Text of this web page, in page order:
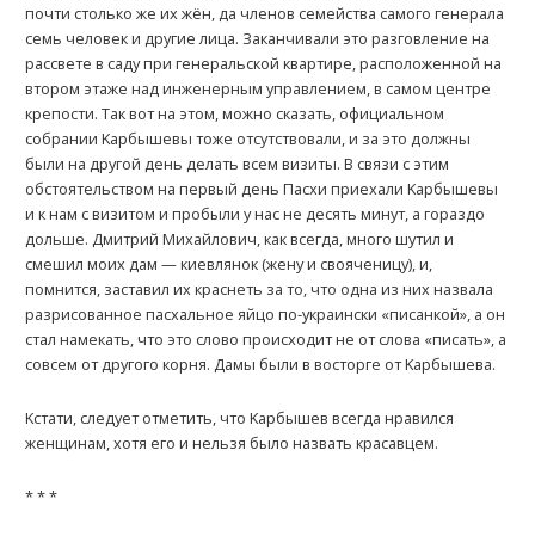
почти столько же их жён, да членов семейства самого генерала
семь человек и другие лица. Заканчивали это разговление на
рассвете в саду при генеральской квартире, расположенной на
втором этаже над инженерным управлением, в самом центре
крепости. Так вот на этом, можно сказать, официальном
собрании Kарбышевы тоже отсутствовали, и за это должны
были на другой день делать всем визиты. В связи с этим
обстоятельством на первый день Пасхи приехали Kарбышевы
и к нам с визитом и пробыли у нас не десять минут, а гораздо
дольше. Дмитрий Михайлович, как всегда, много шутил и
смешил моих дам — киевлянок (жену и свояченицу), и,
помнится, заставил их краснеть за то, что одна из них назвала
разрисованное пасхальное яйцо по-украински «писанкой», а он
стал намекать, что это слово происходит не от слова «писать», а
совсем от другого корня. Дамы были в восторге от Kарбышева.
Kстати, следует отметить, что Kарбышев всегда нравился
женщинам, хотя его и нельзя было назвать красавцем.
* * *